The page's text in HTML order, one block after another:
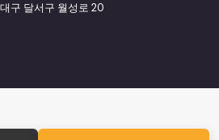
구 달서구 월성로 20